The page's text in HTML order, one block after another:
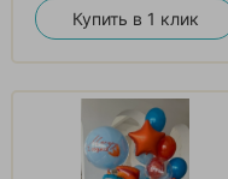
Купить в 1 клик